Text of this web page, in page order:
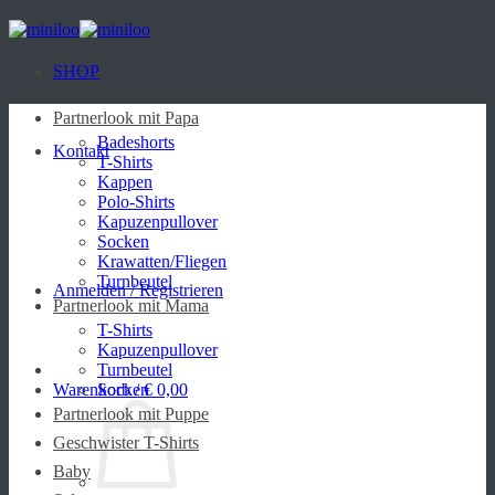
Zum
Inhalt
SHOP
Kontakt
Anmelden / Registrieren
Warenkorb /€ 0,00
Partnerlook mit Papa
Badeshorts
T-Shirts
Kappen
Polo-Shirts
Kapuzenpullover
Socken
Krawatten/Fliegen
Turnbeutel
Partnerlook mit Mama
T-Shirts
Kapuzenpullover
Turnbeutel
Socken
Partnerlook mit Puppe
Geschwister T-Shirts
Baby